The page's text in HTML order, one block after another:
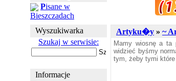
Pisane w
Bieszczadach
Wyszukiwarka
Szukaj w serwisie:
Informacje
Artyku�y » ~
Mamy wiosnę a ta
widzieć byśmy
tym, żeby tymi